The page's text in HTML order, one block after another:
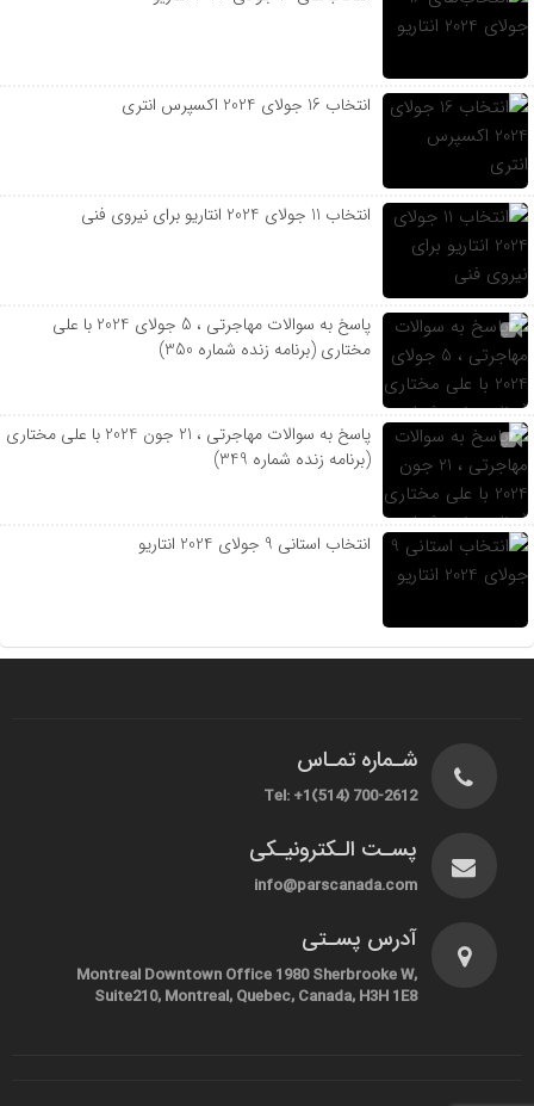
انتخاب 16 جولای 2024 اکسپرس انتری
انتخاب 11 جولای 2024 انتاریو برای نیروی فنی
پاسخ به سوالات مهاجرتی ، 5 جولای 2024 با علی
مختاری (برنامه زنده شماره 350)
پاسخ به سوالات مهاجرتی ، 21 جون 2024 با علی مختاری
(برنامه زنده شماره 349)
انتخاب استانی 9 جولای 2024 انتاریو
شـماره تمـاس
Tel: +1(514) 700-2612
پسـت الـکترونیـکی
info@parscanada.com
آدرس پسـتی
Montreal Downtown Office 1980 Sherbrooke W,
Suite210, Montreal, Quebec, Canada, H3H 1E8